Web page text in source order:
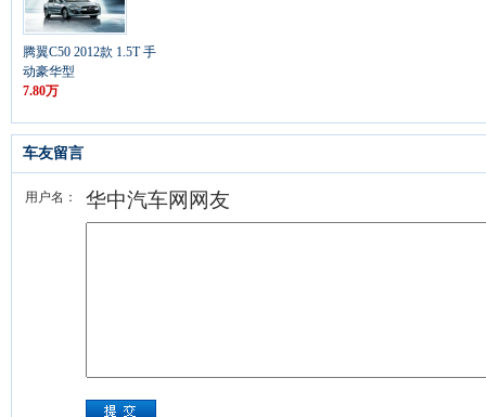
腾翼C50 2012款 1.5T 手
动豪华型
7.80万
车友留言
用户名： 华中汽车网网友